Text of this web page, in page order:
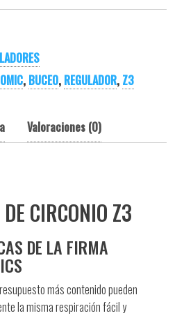
, BUCEO, REGULADOR, Z3
Valoraciones (0)
CIRCONIO Z3
DE LA FIRMA
más contenido pueden
la misma respiración fácil y